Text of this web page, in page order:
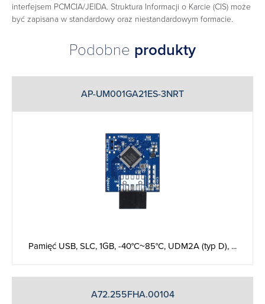
interfejsem PCMCIA/JEIDA. Struktura Informacji o Karcie (CIS) może
być zapisana w standardowy oraz niestandardowym formacie.
Podobne produkty
AP-UM001GA21ES-3NRT
Pamięć USB, SLC, 1GB, -40°C~85°C, UDM2A (typ D), ...
A72.255FHA.00104